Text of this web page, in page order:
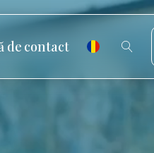
de contact